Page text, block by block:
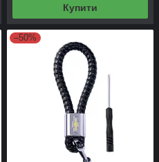
Купити
–50%